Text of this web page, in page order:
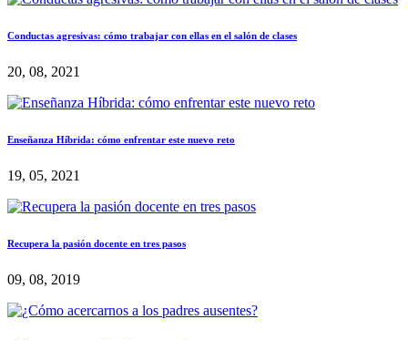
Conductas agresivas: cómo trabajar con ellas en el salón de clases
20, 08, 2021
Enseñanza Híbrida: cómo enfrentar este nuevo reto
19, 05, 2021
Recupera la pasión docente en tres pasos
09, 08, 2019